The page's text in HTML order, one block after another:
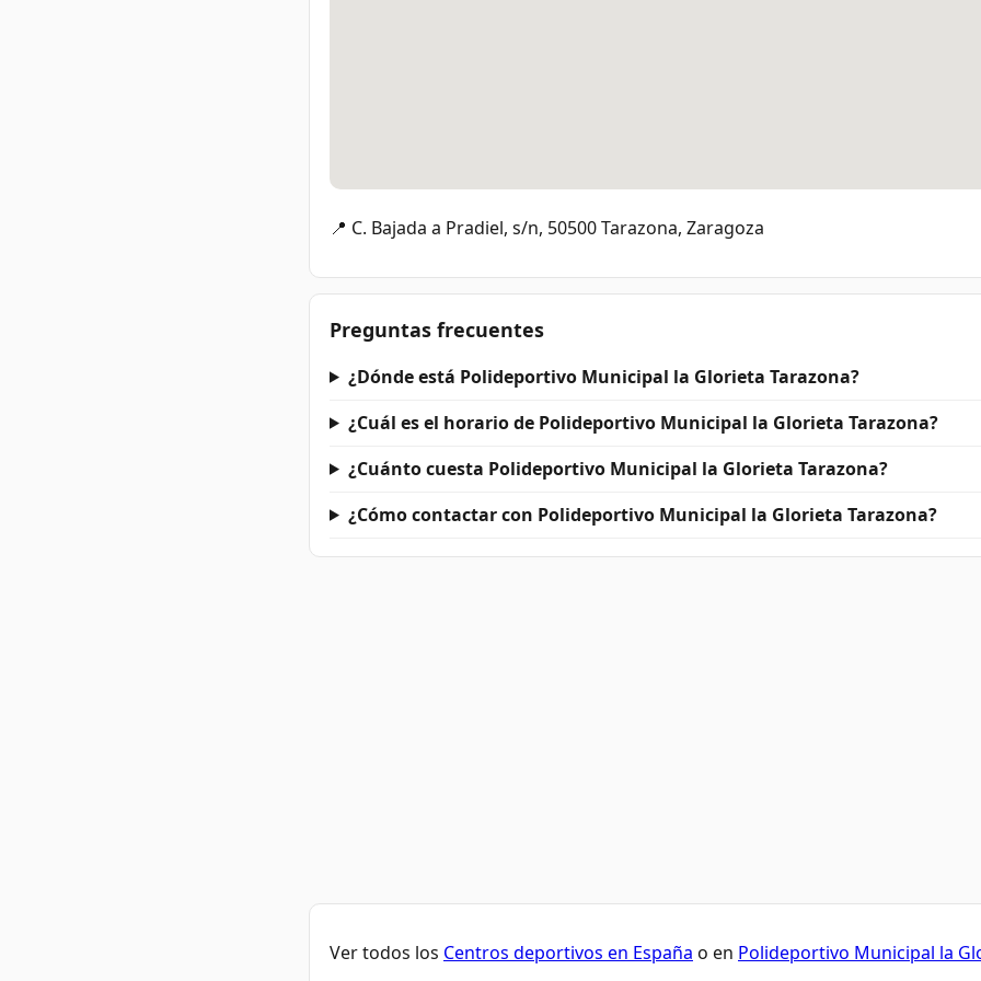
📍 C. Bajada a Pradiel, s/n, 50500 Tarazona, Zaragoza
Preguntas frecuentes
¿Dónde está Polideportivo Municipal la Glorieta Tarazona?
¿Cuál es el horario de Polideportivo Municipal la Glorieta Tarazona?
¿Cuánto cuesta Polideportivo Municipal la Glorieta Tarazona?
¿Cómo contactar con Polideportivo Municipal la Glorieta Tarazona?
Ver todos los Centros deportivos en España o en Polideportivo Municipal la